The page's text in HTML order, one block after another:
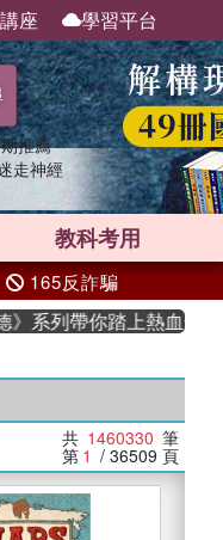
座 學習平台
推薦
走神經
教科考用
165反詐騙
上熱血奇幻旅程
共 1460330 筆
第 1 / 36509 頁